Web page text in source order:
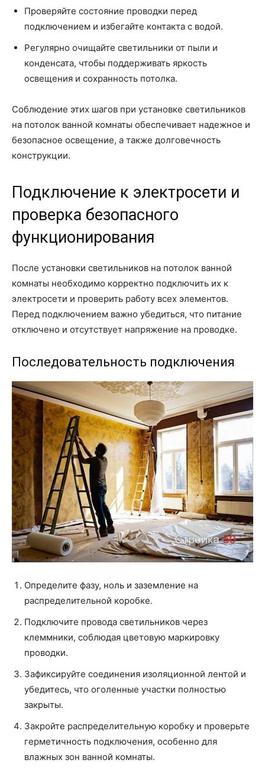
Проверяйте состояние проводки перед
подключением и избегайте контакта с водой.
Регулярно очищайте светильники от пыли и
конденсата, чтобы поддерживать яркость
освещения и сохранность потолка.
Соблюдение этих шагов при установке светильников
на потолок ванной комнаты обеспечивает надежное и
безопасное освещение, а также долговечность
конструкции.
Подключение к электросети и
проверка безопасного
функционирования
После установки светильников на потолок ванной
комнаты необходимо корректно подключить их к
электросети и проверить работу всех элементов.
Перед подключением важно убедиться, что питание
отключено и отсутствует напряжение на проводке.
Последовательность подключения
Определите фазу, ноль и заземление на
распределительной коробке.
Подключите провода светильников через
клеммники, соблюдая цветовую маркировку
проводки.
Зафиксируйте соединения изоляционной лентой и
убедитесь, что оголенные участки полностью
закрыты.
Закройте распределительную коробку и проверьте
герметичность подключения, особенно для
влажных зон ванной комнаты.